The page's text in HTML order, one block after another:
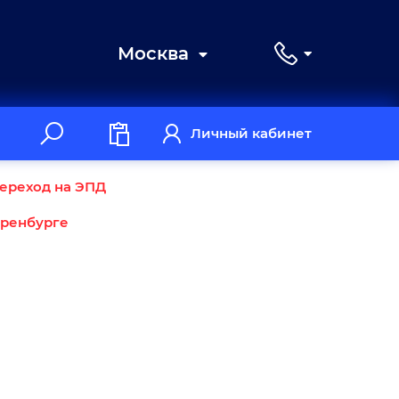
Москва
Личный кабинет
на ЭПД